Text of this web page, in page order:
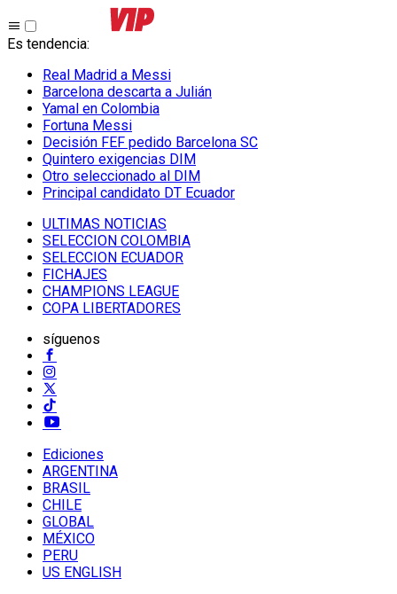
Es tendencia:
Real Madrid a Messi
Barcelona descarta a Julián
Yamal en Colombia
Fortuna Messi
Decisión FEF pedido Barcelona SC
Quintero exigencias DIM
Otro seleccionado al DIM
Principal candidato DT Ecuador
ULTIMAS NOTICIAS
SELECCION COLOMBIA
SELECCION ECUADOR
FICHAJES
CHAMPIONS LEAGUE
COPA LIBERTADORES
síguenos
Ediciones
ARGENTINA
BRASIL
CHILE
GLOBAL
MÉXICO
PERU
US ENGLISH